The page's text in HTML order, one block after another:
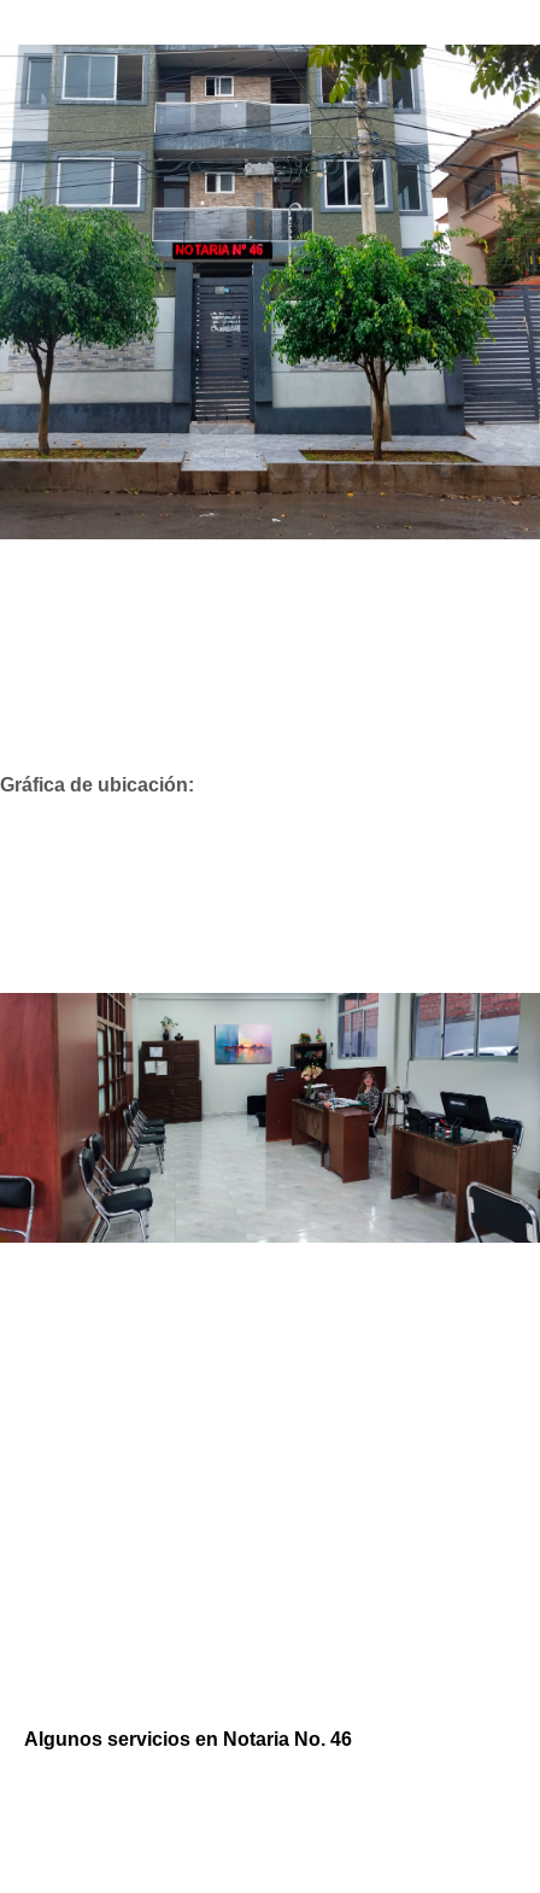
Gráfica de ubicación:
Algunos servicios en Notaria No. 46